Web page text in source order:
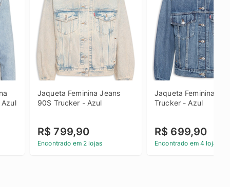
Jaqueta Feminina Jeans
90S Trucker - Azul
R$ 799,90
Encontrado em 2 lojas
Jaqueta Feminina
Trucker - Azul
R$ 699,90
Encontrado em 4 lojas